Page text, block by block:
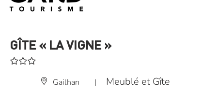
GÎTE « LA VIGNE »
Gailhan | Meublé et Gîte